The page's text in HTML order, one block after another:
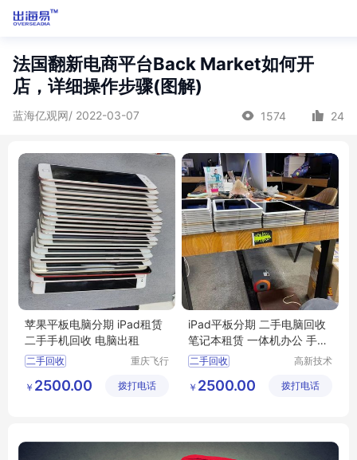
法国翻新电商平台Back Market如何开
店，详细操作步骤(图解)
蓝海亿观网/ 2022-03-07 1574 24
苹果平板电脑分期 iPad租赁
二手手机回收 电脑出租
二手回收
重庆飞行
限公司
￥ 2500.00 拨打电话
iPad平板分期 二手电脑回收
笔记本租赁 一体机办公 手机
典当
二手回收
高新技术
区良驹电
￥ 2500.00 拨打电话